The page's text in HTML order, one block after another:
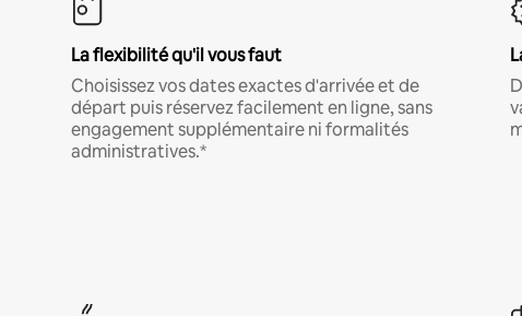
La flexibilité qu'il vous faut
Choisissez vos dates exactes d'arrivée et de
départ puis réservez facilement en ligne, sans
engagement supplémentaire ni formalités
administratives.*